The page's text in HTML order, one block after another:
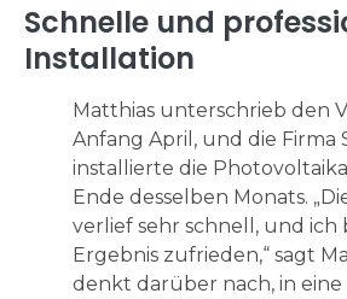
Schnelle und
Installation
Matthias unterschrieb den
Anfang April, und die Firma
installierte die
Ende desselben Monats.
verlief sehr schnell, und ich
Ergebnis zufrieden,“ sagt
denkt darüber nach, in